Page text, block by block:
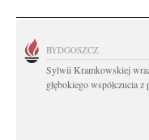
BYDGOSZCZ
Sylwii Kramkowskiej
głębokiego współczucia